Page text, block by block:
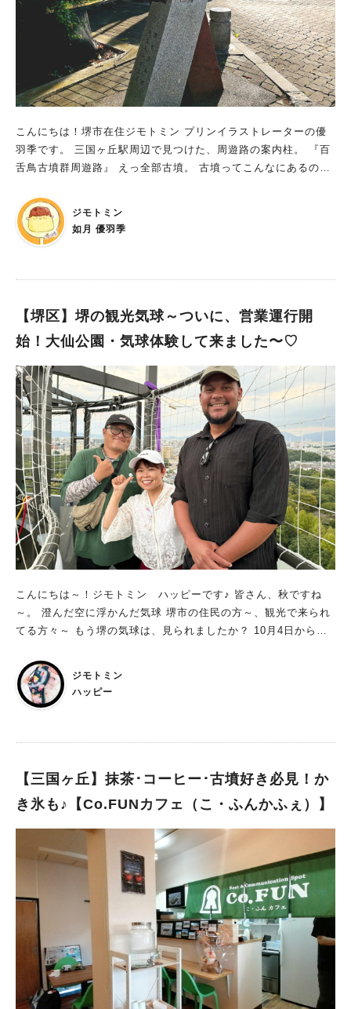
こんにちは！堺市在住ジモトミン プリンイラストレーターの優
羽季です。 三国ヶ丘駅周辺で見つけた、周遊路の案内柱。 『百
舌鳥古墳群周遊路』 えっ全部古墳。 古墳ってこんなにあるの？
お散歩も兼ねて周辺を散策してみました！ 道なりに歩くと、出
てきたのは「大安寺山古墳」 古墳周りは柵でぐるりと囲まれて
いて、周遊用に道が整備されていました！ 柵の中は緑であふれ
目印はあったのですが、リアルで動きが見れると実感がわきます
仙古墳）で、大安寺山古墳はその外側にある日本最大級の円墳
（地図上の青い丸）とのこと。 なお仁徳天皇陵古墳は全長約486
mあり、周遊路を一周するのに約1時間ほどかかるそうです！
（暑いのでこの日は2つの古墳を眺めて帰りました） ★「古墳の
全貌が見たいよ！」という方 三国ヶ丘駅には「みくにん広場」
という屋上広場があり、仁徳天皇陵古墳を眺望できるのでぜひ見
てみてください♪ 堺東駅の堺市役所展望ロビーからの景色もおす
すめです！ ・【三国ヶ丘】南海三国ヶ丘駅に秘密の絶景スポッ
ト発見‼︎｜まちっと堺・泉北 ・【堺東】堺市役所 21階展望ロビ
ーが4月にリニューアルオープン！｜まちっと堺・泉北
ジモトミン
如月 優羽季
【堺区】堺の観光気球～ついに、営業運行開
始！大仙公園・気球体験して来ました〜♡
こんにちは～！ジモトミン ハッピーです♪ 皆さん、秋ですね
～。 澄んだ空に浮かんだ気球 堺市の住民の方～、観光で来られ
てる方々～ もう堺の気球は、見られましたか？ 10月4日から気
堺・大仙公園の気球 予定より3日遅れで ７日より、営業運行開
始～！ 「今日なら天候も良く、気球に乗れる」と聞いて 予定変
更で急遽、大仙公園に駆け付け 気球に乗って来ました～♡ ※
ジモトミン
ハッピー
【三国ヶ丘】抹茶･コーヒー･古墳好き必見！か
き氷も♪【Co.FUNカフェ（こ・ふんかふぇ）】